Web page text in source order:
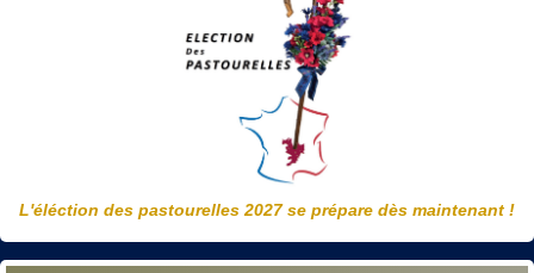
L'éléction des pastourelles 2027 se prépare dès maintenant !